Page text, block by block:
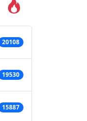
20108
19530
15887